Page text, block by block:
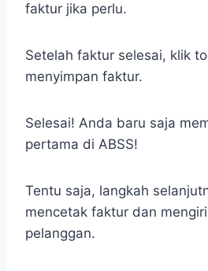
faktur jika perlu.
Setelah faktur selesai, klik
menyimpan faktur.
Selesai! Anda baru saja
pertama di ABSS!
Tentu saja, langkah
mencetak faktur dan
pelanggan.